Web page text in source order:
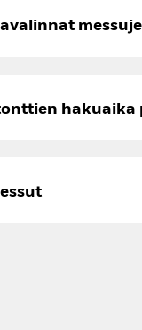
hakuaika